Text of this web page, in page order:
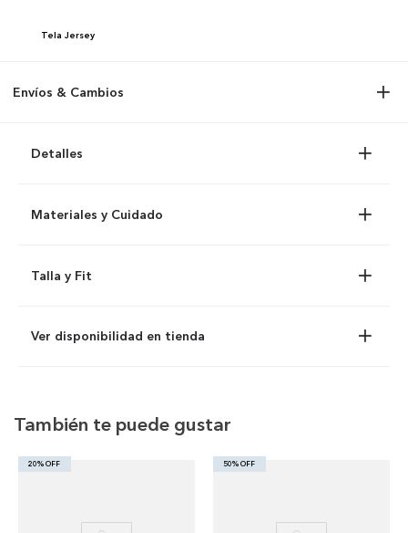
Tela Jersey
Envíos & Cambios
Detalles
Materiales y Cuidado
Talla y Fit
Ver disponibilidad en tienda
También te puede gustar
20% OFF 50% OFF